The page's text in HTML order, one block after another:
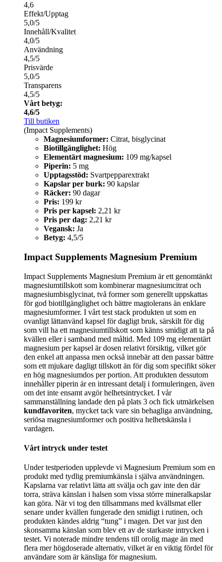
4,6
Effekt/Upptag
5,0/5
Innehåll/Kvalitet
4,0/5
Användning
4,5/5
Prisvärde
5,0/5
Transparens
4,5/5
Vårt betyg:
4,6/5
Till butiken
(Impact Supplements)
Magnesiumformer: Citrat, bisglycinat
Biotillgänglighet: Hög
Elementärt magnesium: 109 mg/kapsel
Piperin: 5 mg
Upptagsstöd: Svartpepparextrakt
Kapslar per burk: 90 kapslar
Räcker: 90 dagar
Pris: 199 kr
Pris per kapsel: 2,21 kr
Pris per dag: 2,21 kr
Vegansk: Ja
Betyg: 4,5/5
Impact Supplements Magnesium Premium
Impact Supplements Magnesium Premium är ett genomtänkt
magnesiumtillskott som kombinerar magnesiumcitrat och
magnesiumbisglycinat, två former som generellt uppskattas
för god biotillgänglighet och bättre magtolerans än enklare
magnesiumformer. I vårt test stack produkten ut som en
ovanligt lättanvänd kapsel för dagligt bruk, särskilt för dig
som vill ha ett magnesiumtillskott som känns smidigt att ta på
kvällen eller i samband med måltid. Med 109 mg elementärt
magnesium per kapsel är dosen relativt försiktig, vilket gör
den enkel att anpassa men också innebär att den passar bättre
som ett mjukare dagligt tillskott än för dig som specifikt söker
en hög magnesiumdos per portion. Att produkten dessutom
innehåller piperin är en intressant detalj i formuleringen, även
om det inte ensamt avgör helhetsintrycket. I vår
sammanställning landade den på plats 3 och fick utmärkelsen
kundfavoriten, mycket tack vare sin behagliga användning,
seriösa magnesiumformer och positiva helhetskänsla i
vardagen.
Vårt intryck under testet
Under testperioden upplevde vi Magnesium Premium som en
produkt med tydlig premiumkänsla i själva användningen.
Kapslarna var relativt lätta att svälja och gav inte den där
torra, sträva känslan i halsen som vissa större mineralkapslar
kan göra. När vi tog den tillsammans med kvällsmat eller
senare under kvällen fungerade den smidigt i rutinen, och
produkten kändes aldrig “tung” i magen. Det var just den
skonsamma känslan som blev ett av de starkaste intrycken i
testet. Vi noterade mindre tendens till orolig mage än med
flera mer högdoserade alternativ, vilket är en viktig fördel för
användare som är känsliga för magnesium.